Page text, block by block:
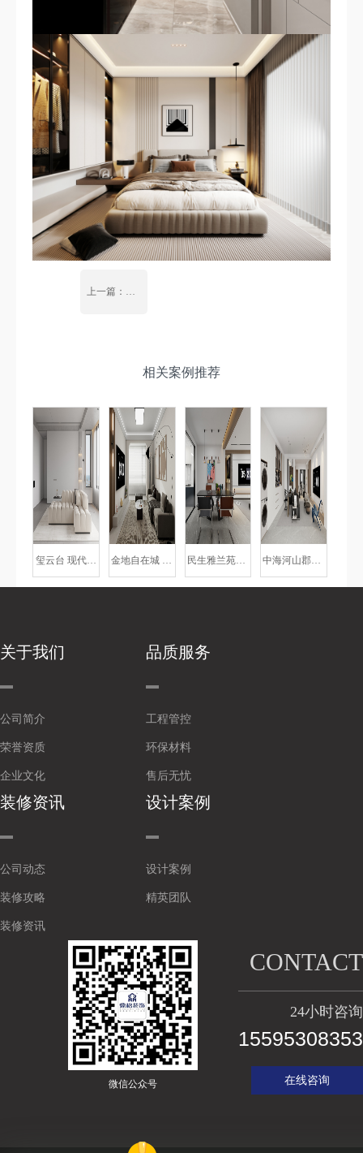
相关案例推荐
玺云台 现代简约 民生雅兰苑-现代简约
关于我们
公司简介
荣誉资质
企业文化
品质服务
工程管控
环保材料
售后无忧
装修资讯
公司动态
装修攻略
装修资讯
设计案例
设计案例
精英团队
CONTACT
24小时咨询
15595308353
在线咨询
微信公众号